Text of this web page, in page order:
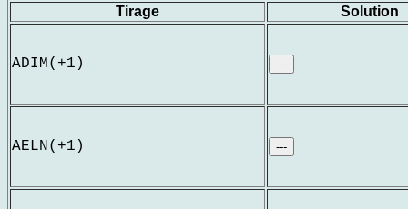
Tirage Solution
ADIM(+1) ---
AELN(+1) ---